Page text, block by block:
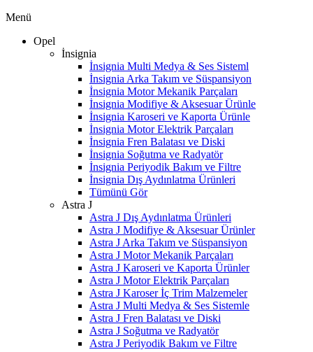
Menü
Opel
İnsignia
İnsignia Multi Medya & Ses Sisteml
İnsignia Arka Takım ve Süspansiyon
İnsignia Motor Mekanik Parçaları
İnsignia Modifiye & Aksesuar Ürünle
İnsignia Karoseri ve Kaporta Ürünle
İnsignia Motor Elektrik Parçaları
İnsignia Fren Balatası ve Diski
İnsignia Soğutma ve Radyatör
İnsignia Periyodik Bakım ve Filtre
İnsignia Dış Aydınlatma Ürünleri
Tümünü Gör
Astra J
Astra J Dış Aydınlatma Ürünleri
Astra J Modifiye & Aksesuar Ürünler
Astra J Arka Takım ve Süspansiyon
Astra J Motor Mekanik Parçaları
Astra J Karoseri ve Kaporta Ürünler
Astra J Motor Elektrik Parçaları
Astra J Karoser İç Trim Malzemeler
Astra J Multi Medya & Ses Sistemle
Astra J Fren Balatası ve Diski
Astra J Soğutma ve Radyatör
Astra J Periyodik Bakım ve Filtre